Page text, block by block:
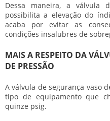
Dessa maneira, a válvula
possibilita a elevação do
acaba por evitar as
condições insalubres de
MAIS A RESPEITO DA
DE PRESSÃO
Aválvula de segurança vaso
tipo de equipamento que
quinze psig.